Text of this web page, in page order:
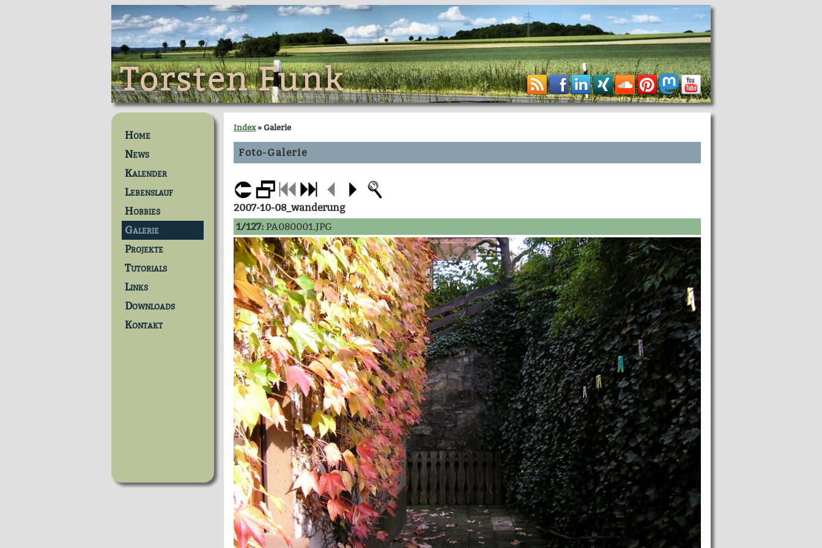
Torsten Funk
Home
News
Kalender
Lebenslauf
Hobbies
Galerie
Projekte
Tutorials
Links
Downloads
Kontakt
Index» Galerie
Foto-Galerie
2007-10-08_wanderung
1/127: PA080001.JPG